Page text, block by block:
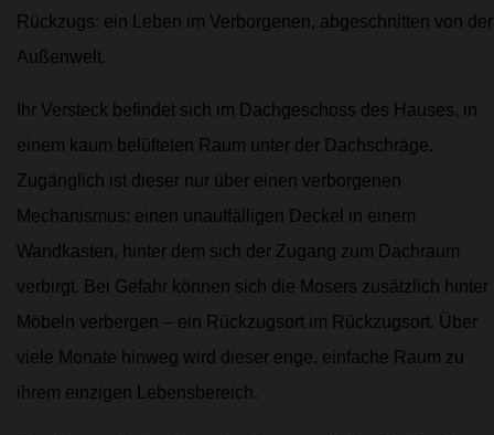
Rückzugs: ein Leben im Verborgenen, abgeschnitten von der
Außenwelt.
Ihr Versteck befindet sich im Dachgeschoss des Hauses, in
einem kaum belüfteten Raum unter der Dachschräge.
Zugänglich ist dieser nur über einen verborgenen
Mechanismus: einen unauffälligen Deckel in einem
Wandkasten, hinter dem sich der Zugang zum Dachraum
verbirgt. Bei Gefahr können sich die Mosers zusätzlich hinter
Möbeln verbergen – ein Rückzugsort im Rückzugsort. Über
viele Monate hinweg wird dieser enge, einfache Raum zu
ihrem einzigen Lebensbereich.